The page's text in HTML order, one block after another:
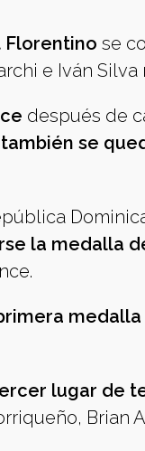
Florentino se
e Iván
después de
se
la medalla
medalla
lugar de
Brian